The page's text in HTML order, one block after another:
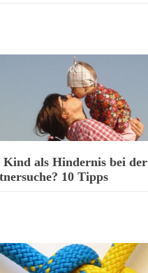
Kind als Hindernis bei der
10 Tipps